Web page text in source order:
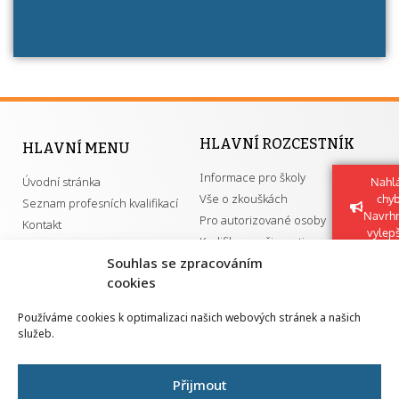
Souhlas se zpracováním
cookies
Používáme cookies k optimalizaci našich webových stránek a našich
služeb.
Přijmout
HLAVNÍ MENU
Úvodní stránka
Seznam profesních kvalifikací
Kontakt
HLAVNÍ ROZCESTNÍK
Informace pro školy
Vše o zkouškách
Pro autorizované osoby
Kvalifikace a živnosti
GDPR
Národní pedagogický institut ČR
Senovážné náměstí 25